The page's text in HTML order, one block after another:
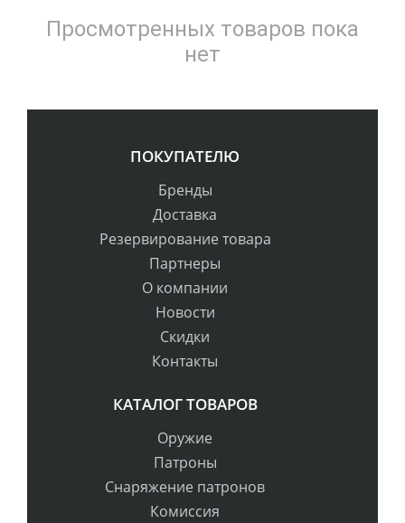
Просмотренных товаров пока
нет
ПОКУПАТЕЛЮ
Бренды
Доставка
Резервирование товара
Партнеры
О компании
Новости
Скидки
Контакты
КАТАЛОГ ТОВАРОВ
Оружие
Патроны
Снаряжение патронов
Комиссия